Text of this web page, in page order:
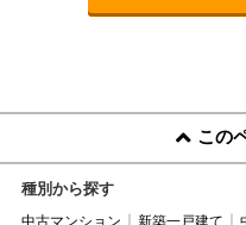
この
種別から探す
中古マンション 新築一戸建て